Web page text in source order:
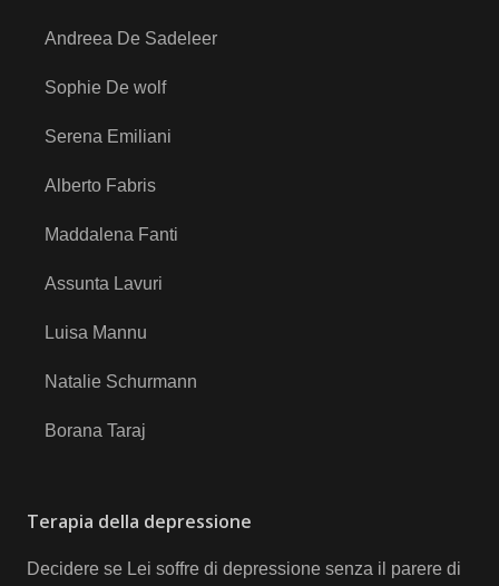
Andreea De Sadeleer
Sophie De wolf
Serena Emiliani
Alberto Fabris
Maddalena Fanti
Assunta Lavuri
Luisa Mannu
Natalie Schurmann
Borana Taraj
Terapia della depressione
Decidere se Lei soffre di depressione senza il parere di